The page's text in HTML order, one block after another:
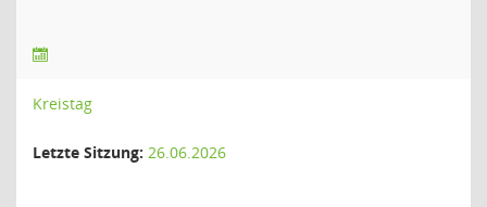
Kreistag
Letzte Sitzung: 26.06.2026